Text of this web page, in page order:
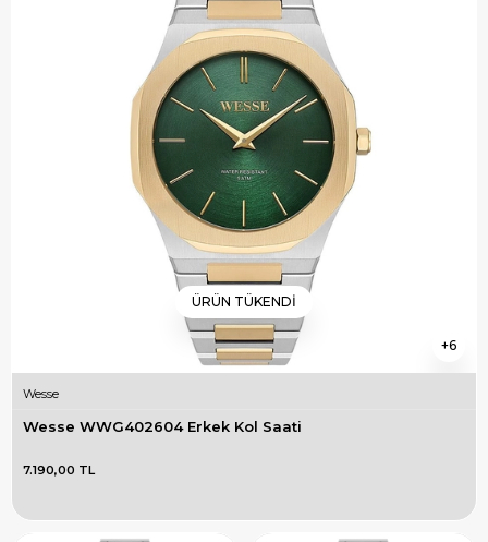
6
ÜRÜN TÜKENDI
Wesse
Wesse WWG402604 Erkek Kol Saati
7.190,00 TL